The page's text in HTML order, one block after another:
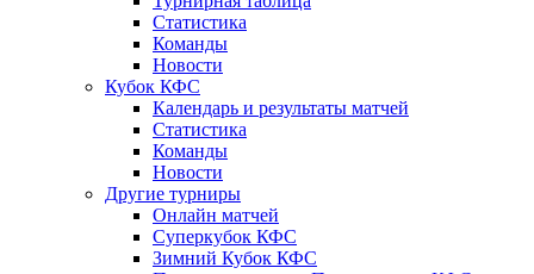
Статистика
Команды
Новости
Кубок КФС
Календарь и результаты матчей
Статистика
Команды
Новости
Другие турниры
Онлайн матчей
Суперкубок КФС
Зимний Кубок КФС